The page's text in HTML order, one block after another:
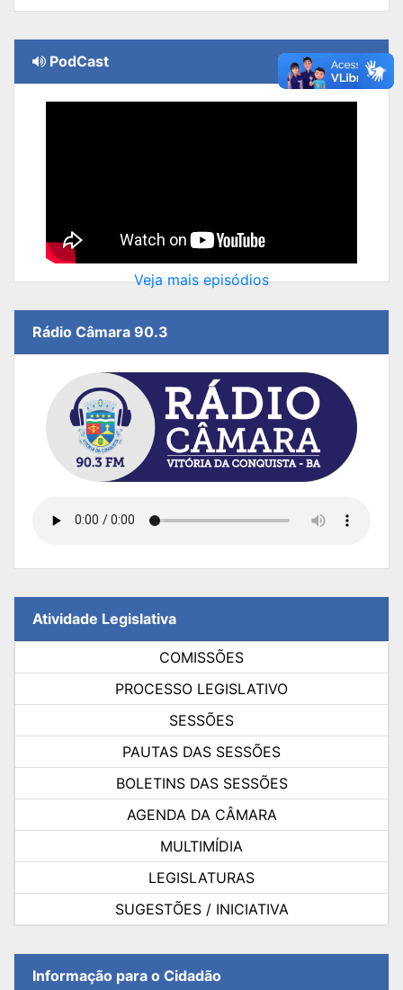
PodCast
Veja mais episódios
Rádio Câmara 90.3
Atividade Legislativa
COMISSÕES
PROCESSO LEGISLATIVO
SESSÕES
PAUTAS DAS SESSÕES
BOLETINS DAS SESSÕES
AGENDA DA CÂMARA
MULTIMÍDIA
LEGISLATURAS
SUGESTÕES / INICIATIVA
Informação para o Cidadão